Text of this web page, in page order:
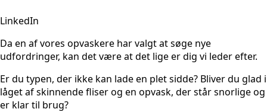
LinkedIn
Da en af vores opvaskere har valgt at søge nye
udfordringer, kan det være at det lige er dig vi leder efter.
Er du typen, der ikke kan lade en plet sidde? Bliver du glad i
låget af skinnende fliser og en opvask, der står snorlige og
er klar til brug?